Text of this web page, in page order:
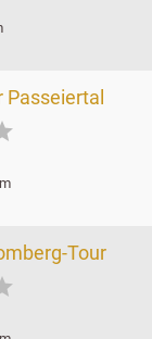
Passeiertal
Tour